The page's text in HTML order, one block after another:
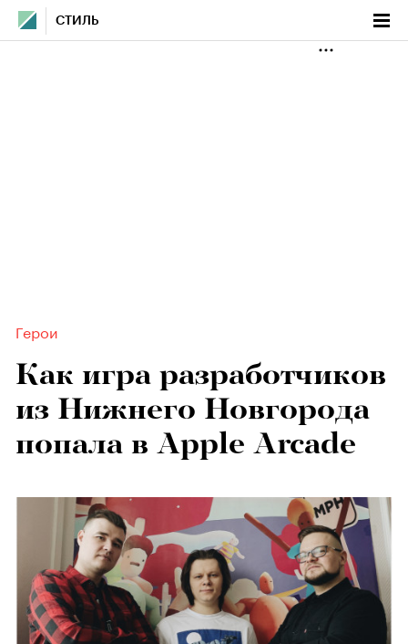
СТИЛЬ
Герои
Как игра разработчиков
из Нижнего Новгорода
попала в Apple Arcade